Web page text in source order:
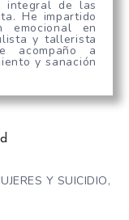
integral de las
He impartido
emocional en
y tallerista
acompaño a
y sanación
Y SUICIDIO,